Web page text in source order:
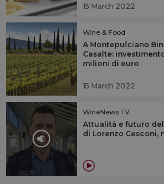
15 March 2022
Wine & Food
A Montepulciano
Casalte:
milioni di euro
15 March 2022
WineNews TV
Attualità e futuro
di Lorenzo Cesconi,